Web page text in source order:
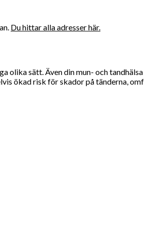
Du hittar alla adresser här.
olika sätt. Även din mun- och
ökad risk för skador på tänderna,